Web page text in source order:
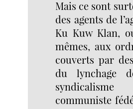
Mais ce sont
des agents de
Ku Kuw Klan,
mêmes, aux
couverts par
du lynchage
communiste